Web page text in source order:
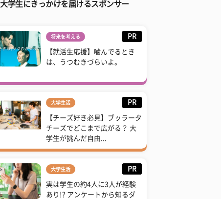
大学生にきっかけを届けるスポンサー
将来を考える PR
【就活生応援】噛んでるとき
は、うつむきづらいよ。
大学生活 PR
【チーズ好き必見】ブッラータ
チーズでどこまで広がる？ 大
学生が挑んだ自由...
大学生活 PR
実は学生の約4人に3人が経験
あり!? アンケートから知るダ